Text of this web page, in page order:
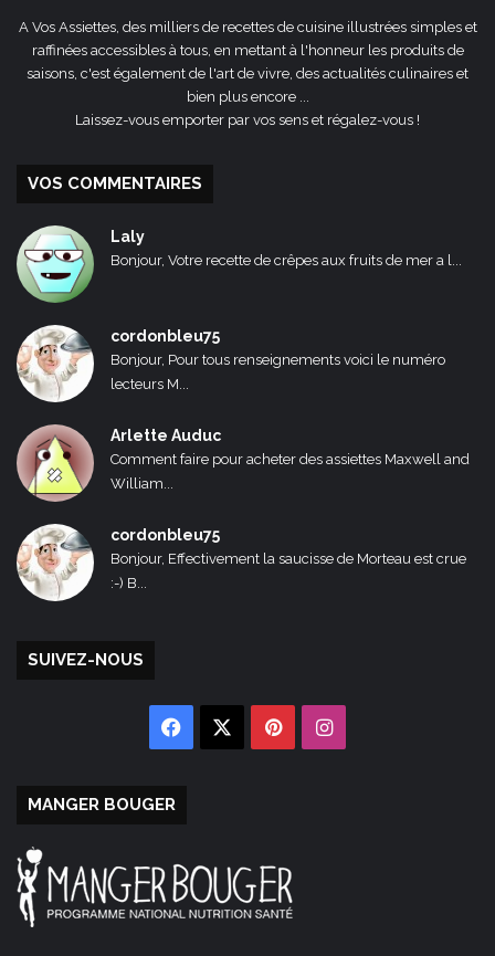
A Vos Assiettes, des milliers de recettes de cuisine illustrées simples et
raffinées accessibles à tous, en mettant à l'honneur les produits de
saisons, c'est également de l'art de vivre, des actualités culinaires et
bien plus encore ...
Laissez-vous emporter par vos sens et régalez-vous !
VOS COMMENTAIRES
Laly
Bonjour, Votre recette de crêpes aux fruits de mer a l...
cordonbleu75
Bonjour, Pour tous renseignements voici le numéro
lecteurs M...
Arlette Auduc
Comment faire pour acheter des assiettes Maxwell and
William...
cordonbleu75
Bonjour, Effectivement la saucisse de Morteau est crue
:-) B...
SUIVEZ-NOUS
Facebook PinterestInstagram
MANGER BOUGER